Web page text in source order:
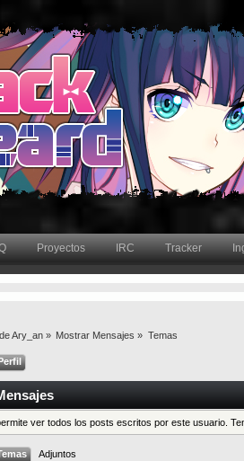
Proyectos IRC Tracker
Ary_an» Mostrar Mensajes » Temas
ver todos los posts escritos por este usuario.
Adjuntos